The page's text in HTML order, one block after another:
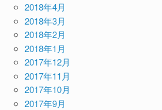
2018年4月
2018年3月
2018年2月
2018年1月
2017年12月
2017年11月
2017年10月
2017年9月